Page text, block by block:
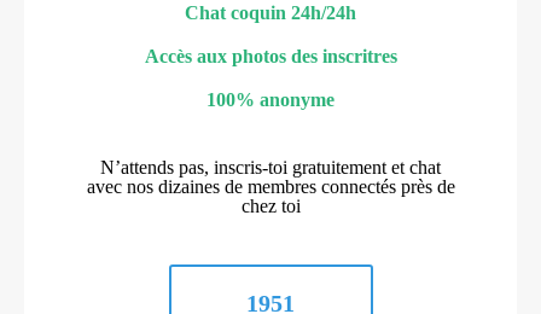
Chat coquin 24h/24h
Accès aux photos des inscritres
100% anonyme
N’attends pas, inscris-toi gratuitement et chat
avec nos dizaines de membres connectés près de
chez toi
1951